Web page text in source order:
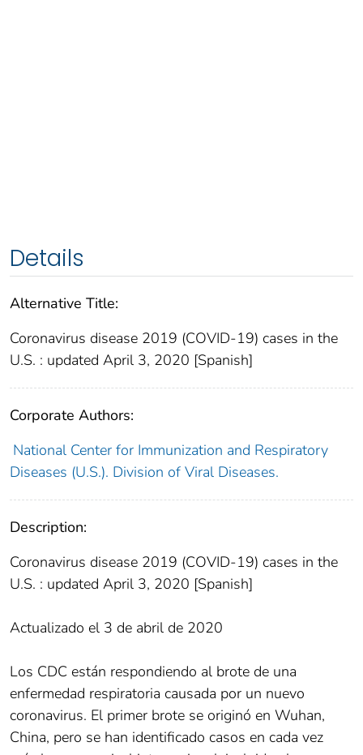
Details
Alternative Title:
Coronavirus disease 2019 (COVID-19) cases in the
U.S. : updated April 3, 2020 [Spanish]
Corporate Authors:
National Center for Immunization and Respiratory
Diseases (U.S.). Division of Viral Diseases.
Description:
Coronavirus disease 2019 (COVID-19) cases in the
U.S. : updated April 3, 2020 [Spanish]
Actualizado el 3 de abril de 2020
Los CDC están respondiendo al brote de una
enfermedad respiratoria causada por un nuevo
coronavirus. El primer brote se originó en Wuhan,
China, pero se han identificado casos en cada vez